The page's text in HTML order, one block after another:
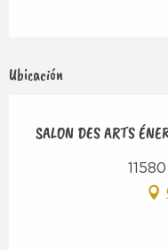
Ubicación
SALON DES ARTS